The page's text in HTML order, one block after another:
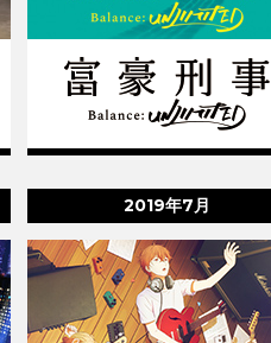
2019年7月